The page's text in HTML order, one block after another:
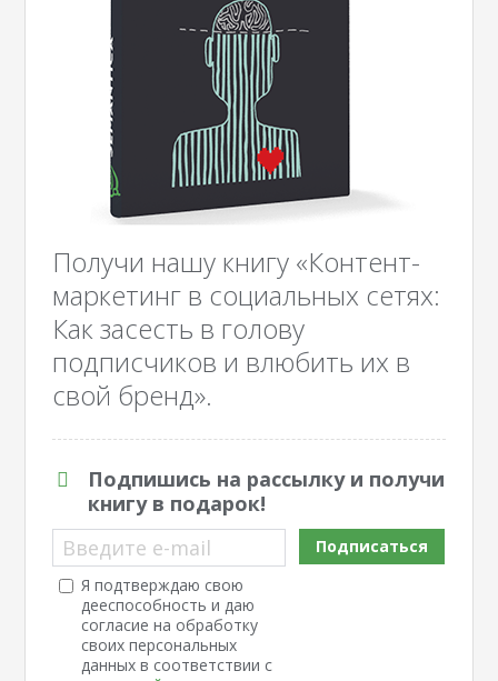
Получи нашу книгу «Контент-
маркетинг в социальных сетях:
Как засесть в голову
подписчиков и влюбить их в
свой бренд».
Подпишись на рассылку и получи
книгу в подарок!
Введите e-mail
Я подтверждаю свою
дееспособность и даю
согласие на обработку
своих персональных
данных в соответствии с
Подписаться